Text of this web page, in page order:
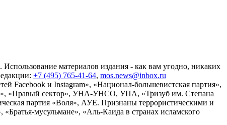
материалов издания - как вам угодно, никаких
+7 (495) 765-41-64, mos.news@inbox.ru
Facebook и Instagram», «Национал-большевистская партия»,
«Правый сектор», УНА-УНСО, УПА, «Тризуб им. Степана
партия «Воля», АУЕ. Признаны террористическими и
мусульмане», «Аль-Каида в странах исламского